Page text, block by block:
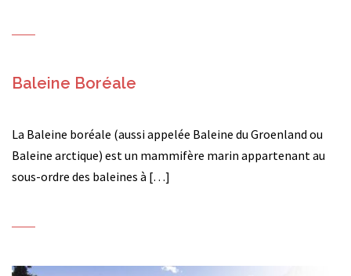
Baleine Boréale
La Baleine boréale (aussi appelée Baleine du Groenland ou
Baleine arctique) est un mammifère marin appartenant au
sous-ordre des baleines à […]